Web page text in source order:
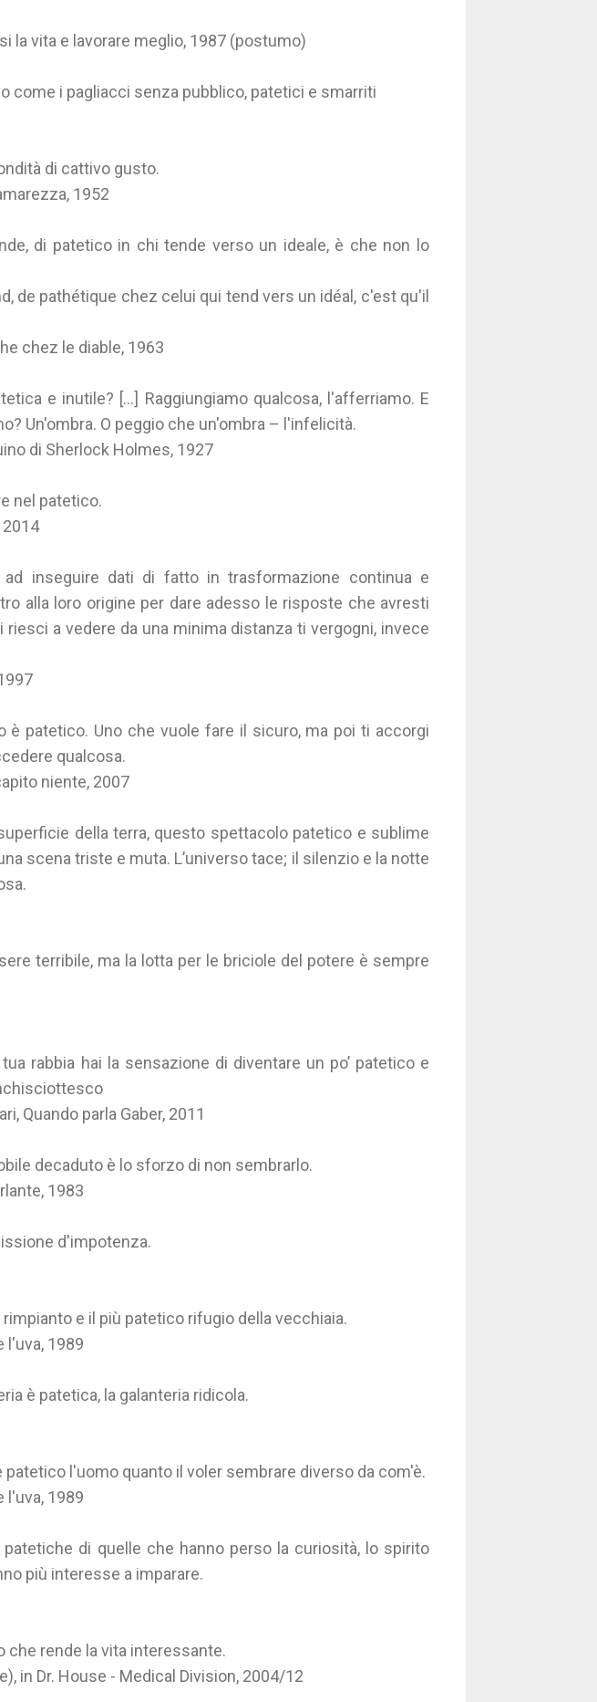
la vita e lavorare meglio, 1987 (postumo)
come i pagliacci senza pubblico, patetici e smarriti
di cattivo gusto.
1952
di patetico in chi tende verso un ideale, è che non lo
de pathétique chez celui qui tend vers un idéal, c'est qu'il
chez le diable, 1963
e inutile? [...] Raggiungiamo qualcosa, l'afferriamo. E
Un'ombra. O peggio che un'ombra – l'infelicità.
di Sherlock Holmes, 1927
nel patetico.
2014
inseguire dati di fatto in trasformazione continua e
alla loro origine per dare adesso le risposte che avresti
riesci a vedere da una minima distanza ti vergogni, invece
è patetico. Uno che vuole fare il sicuro, ma poi ti accorgi
qualcosa.
niente, 2007
della terra, questo spettacolo patetico e sublime
scena triste e muta. L’universo tace; il silenzio e la notte
terribile, ma la lotta per le briciole del potere è sempre
rabbia hai la sensazione di diventare un po’ patetico e
Quando parla Gaber, 2011
decaduto è lo sforzo di non sembrarlo.
1983
d'impotenza.
e il più patetico rifugio della vecchiaia.
l'uva, 1989
è patetica, la galanteria ridicola.
l'uomo quanto il voler sembrare diverso da com'è.
l'uva, 1989
di quelle che hanno perso la curiosità, lo spirito
più interesse a imparare.
che rende la vita interessante.
in Dr. House - Medical Division, 2004/12